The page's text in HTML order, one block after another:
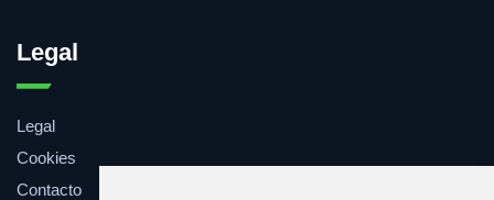
Legal
Legal
Cookies
Contacto